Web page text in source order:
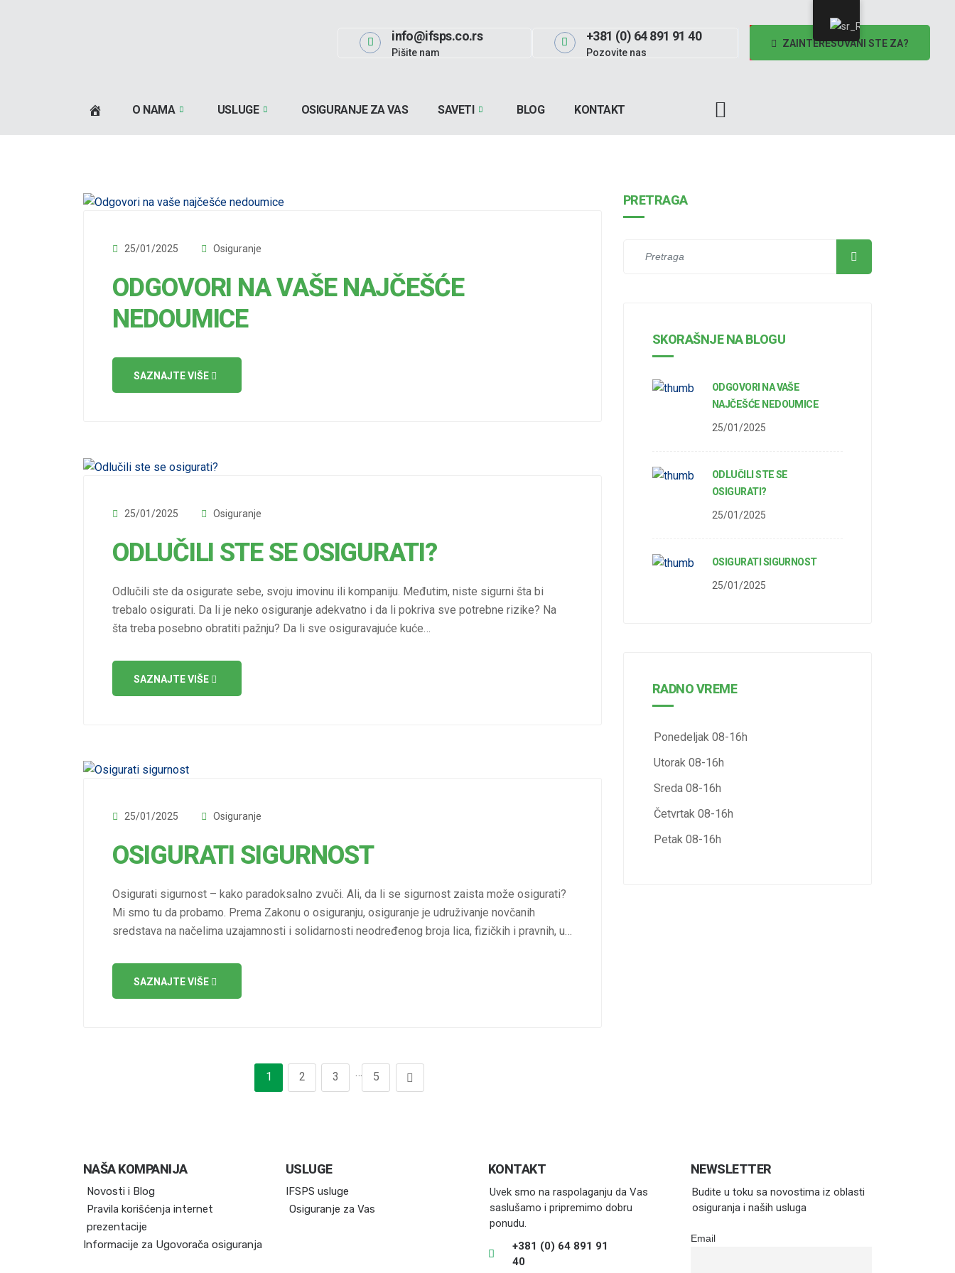
info@ifsps.co.rs
Pišite nam
+381 (0) 64 891 91 40
Pozovite nas
ZAINTERESOVANI STE ZA?
O NAMA USLUGE OSIGURANJE ZA VAS SAVETI BLOG KONTAKT
25/01/2025 Osiguranje
ODGOVORI NA VAŠE NAJČEŠĆE
NEDOUMICE
SAZNAJTE VIŠE
25/01/2025 Osiguranje
ODLUČILI STE SE OSIGURATI?
Odlučili ste da osigurate sebe, svoju imovinu ili kompaniju. Međutim, niste sigurni šta bi
trebalo osigurati. Da li je neko osiguranje adekvatno i da li pokriva sve potrebne rizike? Na
šta treba posebno obratiti pažnju? Da li sve osiguravajuće kuće…
SAZNAJTE VIŠE
25/01/2025 Osiguranje
OSIGURATI SIGURNOST
Osigurati sigurnost – kako paradoksalno zvuči. Ali, da li se sigurnost zaista može osigurati?
Mi smo tu da probamo. Prema Zakonu o osiguranju, osiguranje je udruživanje novčanih
sredstava na načelima uzajamnosti i solidarnosti neodređenog broja lica, fizičkih i pravnih, u…
SAZNAJTE VIŠE
1 2 3 … 5
PRETRAGA
SKORAŠNJE NA BLOGU
ODGOVORI NA VAŠE
NAJČEŠĆE NEDOUMICE
25/01/2025
ODLUČILI STE SE
OSIGURATI?
25/01/2025
OSIGURATI SIGURNOST
25/01/2025
RADNO VREME
Ponedeljak 08-16h
Utorak 08-16h
Sreda 08-16h
Četvrtak 08-16h
Petak 08-16h
NAŠA KOMPANIJA
Novosti i Blog
Pravila korišćenja internet
prezentacije
Informacije za Ugovorača osiguranja
USLUGE
IFSPS usluge
Osiguranje za Vas
KONTAKT
Uvek smo na raspolaganju da Vas
saslušamo i pripremimo dobru
ponudu.
+381 (0) 64 891 91
40
NEWSLETTER
Budite u toku sa novostima iz oblasti
osiguranja i naših usluga
Email